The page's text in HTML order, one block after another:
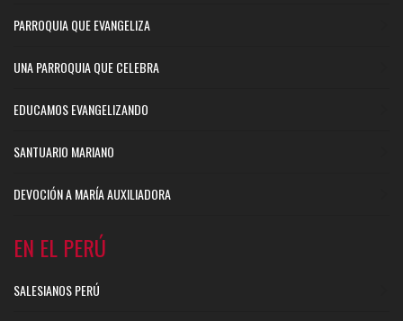
PARROQUIA QUE EVANGELIZA
UNA PARROQUIA QUE CELEBRA
EDUCAMOS EVANGELIZANDO
SANTUARIO MARIANO
DEVOCIÓN A MARÍA AUXILIADORA
EN EL PERÚ
SALESIANOS PERÚ